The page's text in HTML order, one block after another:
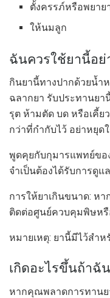
ตั้งครรภ์หรือพยาย
ให้นมลูก
ฉันควรใช้ยานี้อย่
กินยานี้ทางปากด้วยน้ำ
ฉลากยา รับประทานย
รุต ห้ามตัด บด หรือเคี้ย
กว่าที่กำกับไว้ อย่าหยุด
พูดคุยกับกุมารแพทย์ขอ
จำเป็นต้องได้รับการดูแ
การให้ยาเกินขนาด: ห
ติดต่อศูนย์ควบคุมพิษห
หมายเหตุ: ยานี้มีไว้สำ
เกิดอะไรขึ้นถ้าฉั
หากคุณพลาดการทาน